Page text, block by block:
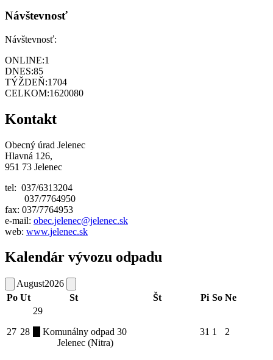
Návštevnosť
Návštevnosť:
ONLINE:1
DNES:85
TÝŽDEŇ:1704
CELKOM:1620080
Kontakt
Obecný úrad Jelenec
Hlavná 126,
951 73 Jelenec
tel: 037/6313204
037/7764950
fax: 037/7764953
e-mail: obec.jelenec@jelenec.sk
web: www.jelenec.sk
Kalendár vývozu odpadu
August2026
Po Ut St Št Pi So Ne
27 28
29
Komunálny odpad
Jelenec (Nitra)
30 31 1 2